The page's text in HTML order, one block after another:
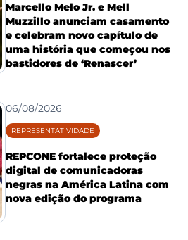
Marcello Melo Jr. e Mell
Muzzillo anunciam casamento
e celebram novo capítulo de
uma história que começou nos
bastidores de ‘Renascer’
06/08/2026
REPRESENTATIVIDADE
REPCONE fortalece proteção
digital de comunicadoras
negras na América Latina com
nova edição do programa